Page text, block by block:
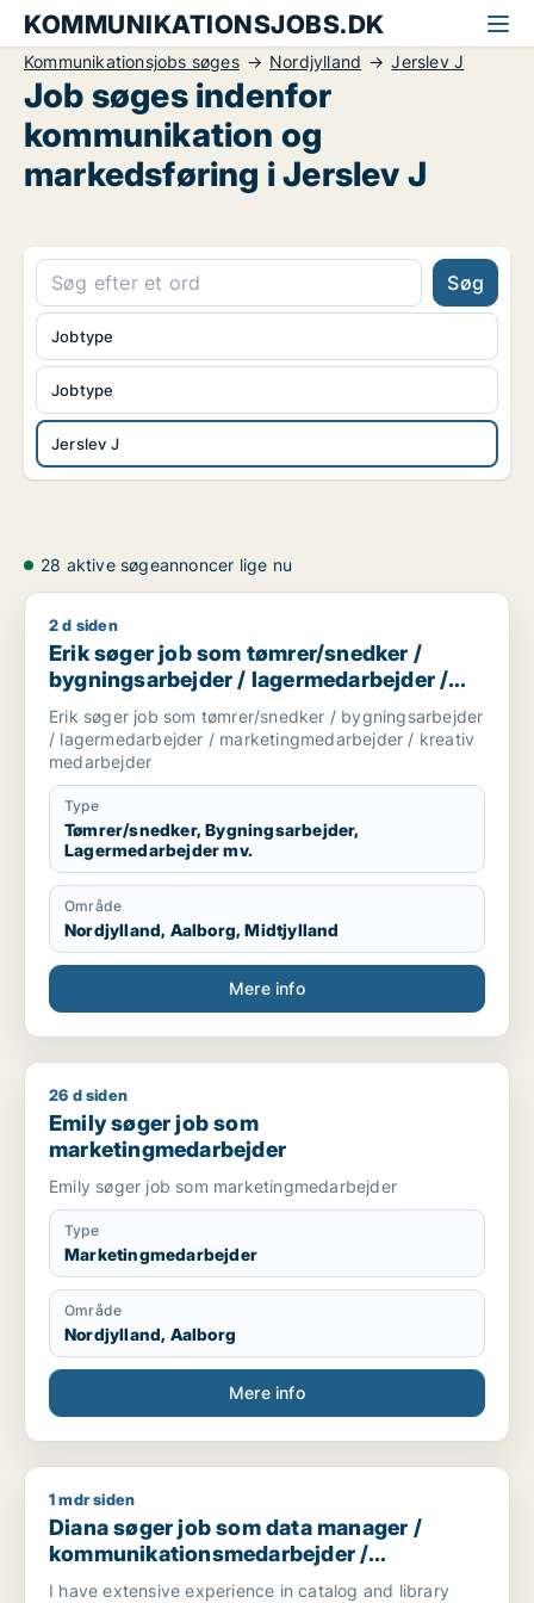
KOMMUNIKATIONSJOBS.DK
Kommunikationsjobs søges Nordjylland Jerslev J
Job søges indenfor
kommunikation og
markedsføring i Jerslev J
Søg
Jobtype
Jerslev J
Jobtype
28 aktive søgeannoncer lige nu
Erik søger job som tømrer/snedker / bygningsarbejder /
2 d siden
Erik søger job som tømrer/snedker /
bygningsarbejder / lagermedarbejder /
marketingmedarbejder / kreativ
medarbejder
Erik søger job som tømrer/snedker / bygningsarbejder
/ lagermedarbejder / marketingmedarbejder / kreativ
medarbejder
Type
Tømrer/snedker, Bygningsarbejder,
Lagermedarbejder mv.
Område
Nordjylland, Aalborg, Midtjylland
Mere info
Emily søger job som marketingmedarbejder
26 d siden
Emily søger job som
marketingmedarbejder
Emily søger job som marketingmedarbejder
Type
Marketingmedarbejder
Område
Nordjylland, Aalborg
Mere info
Diana søger job som data manager /
1 mdr siden
Diana søger job som data manager /
kommunikationsmedarbejder /
kulturmedarbejder / kreativ medarbejder /
I have extensive experience in catalog and library